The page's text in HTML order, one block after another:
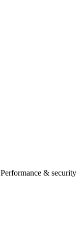
Performance & security